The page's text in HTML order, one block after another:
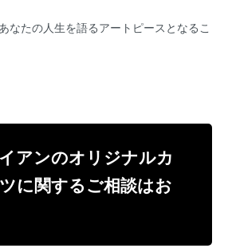
なたの人生を語るアートピースとなるこ
アンのオリジナルカ
に関するご相談はお